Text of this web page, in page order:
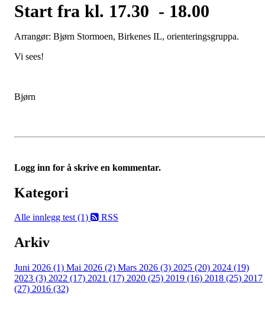
Start fra kl. 17.30 - 18.00
Arrangør: Bjørn Stormoen, Birkenes IL, orienteringsgruppa.
Vi sees!
Bjørn
Logg inn for å skrive en kommentar.
Kategori
Alle innlegg test (1) RSS
Arkiv
Juni 2026 (1) Mai 2026 (2) Mars 2026 (3) 2025 (20) 2024 (19)
2023 (3) 2022 (17) 2021 (17) 2020 (25) 2019 (16) 2018 (25) 2017
(27) 2016 (32)